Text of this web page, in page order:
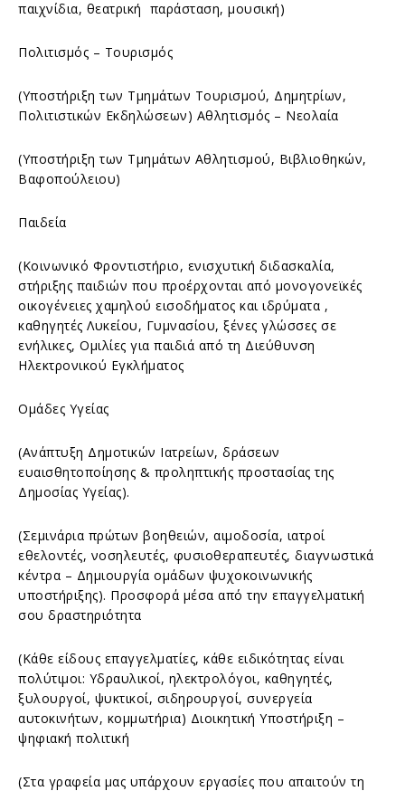
παιχνίδια, θεατρική παράσταση, μουσική)
Πολιτισμός – Τουρισμός
(Υποστήριξη των Τμημάτων Τουρισμού, Δημητρίων,
Πολιτιστικών Εκδηλώσεων) Αθλητισμός – Νεολαία
(Υποστήριξη των Τμημάτων Αθλητισμού, Βιβλιοθηκών,
Βαφοπούλειου)
Παιδεία
(Κοινωνικό Φροντιστήριο, ενισχυτική διδασκαλία,
στήριξης παιδιών που προέρχονται από μονογονεϊκές
οικογένειες χαμηλού εισοδήματος και ιδρύματα ,
καθηγητές Λυκείου, Γυμνασίου, ξένες γλώσσες σε
ενήλικες, Ομιλίες για παιδιά από τη Διεύθυνση
Ηλεκτρονικού Εγκλήματος
Ομάδες Υγείας
(Ανάπτυξη Δημοτικών Ιατρείων, δράσεων
ευαισθητοποίησης & προληπτικής προστασίας της
Δημοσίας Υγείας).
(Σεμινάρια πρώτων βοηθειών, αιμοδοσία, ιατροί
εθελοντές, νοσηλευτές, φυσιοθεραπευτές, διαγνωστικά
κέντρα – Δημιουργία ομάδων ψυχοκοινωνικής
υποστήριξης). Προσφορά μέσα από την επαγγελματική
σου δραστηριότητα
(Κάθε είδους επαγγελματίες, κάθε ειδικότητας είναι
πολύτιμοι: Υδραυλικοί, ηλεκτρολόγοι, καθηγητές,
ξυλουργοί, ψυκτικοί, σιδηρουργοί, συνεργεία
αυτοκινήτων, κομμωτήρια) Διοικητική Υποστήριξη –
ψηφιακή πολιτική
(Στα γραφεία μας υπάρχουν εργασίες που απαιτούν τη